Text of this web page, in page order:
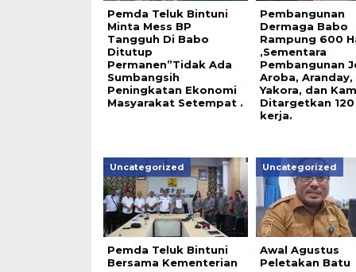
Pemda Teluk Bintuni
Minta Mess BP
Tangguh Di Babo
Ditutup
Permanen”Tidak Ada
Sumbangsih
Peningkatan Ekonomi
Masyarakat Setempat .
Pembangunan
Dermaga Babo
Rampung 600
,Sementara
Pembangunan
Aroba, Aranday,
Yakora, dan
Ditargetkan
kerja.
Uncategorized
Pemda Teluk Bintuni
Bersama Kementerian
Uncategorized
Awal Agustus
Peletakan Batu